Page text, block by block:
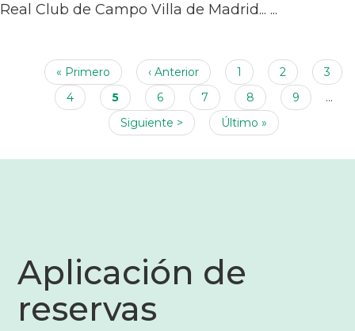
Real Club de Campo Villa de Madrid... ...
Paginación
Primera
página
« Primero
Página
anterior
‹ Anterior Página
1 Página
2
3
Página
4
Página
actual
5 Página
6 Página
7 Página
8 Página
9
…
Siguiente
página
Siguiente >
Última
página
Último »
Aplicación de
reservas